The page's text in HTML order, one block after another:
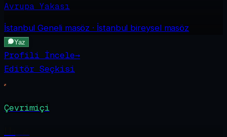
Avrupa Yakası
İstanbul Genelimasöz · İstanbul bireysel masöz
Yaz
Profili İncele→
Editör Seçkisi
Çevrimiçi